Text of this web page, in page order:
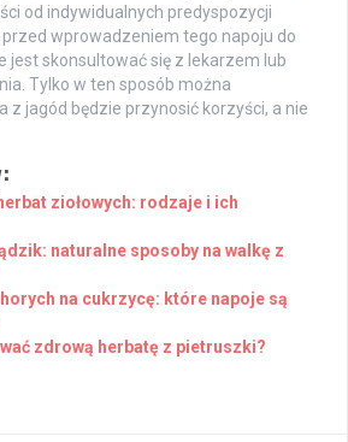
od indywidualnych predyspozycji
wprowadzeniem tego napoju do
jest skonsultować się z lekarzem lub
Tylko w ten sposób można
z jagód będzie przynosić korzyści, a nie
ziołowych: rodzaje i ich
naturalne sposoby na walkę z
na cukrzycę: które napoje są
zdrową herbatę z pietruszki?